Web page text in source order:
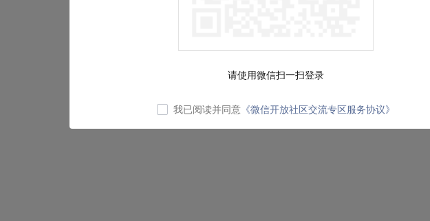
请使用微信扫一扫登录
我已阅读并同意 《微信开放社区交流专区服务协议》